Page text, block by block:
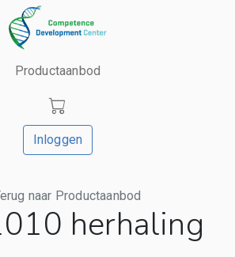
Productaanbod
Inloggen
naar Productaanbod
herhaling